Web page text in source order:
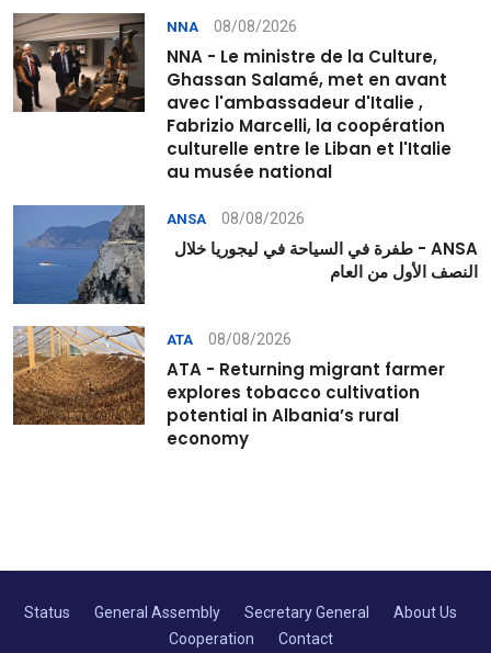
NNA 08/08/2026
NNA - Le ministre de la Culture,
Ghassan Salamé, met en avant
avec l'ambassadeur d'Italie ,
Fabrizio Marcelli, la coopération
culturelle entre le Liban et l'Italie
au musée national
ANSA 08/08/2026
ANSA - طفرة في السياحة في ليجوريا خلال
النصف الأول من العام
ATA 08/08/2026
ATA - Returning migrant farmer
explores tobacco cultivation
potential in Albania’s rural
economy
Status General Assembly Secretary General
About Us
Cooperation
Contact